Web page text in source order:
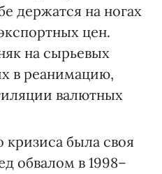
держатся на ногах
цен.
на сырьевых
в реанимацию,
валютных
кризиса была своя
обвалом в 1998–